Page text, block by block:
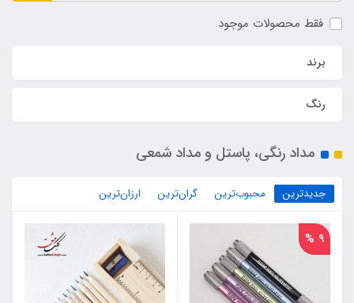
فقط محصولات موجود
برند
رنگ
مداد رنگی، پاستل و مداد شمعی
جدیدترین محبوب‌ترین گران‌ترین ارزان‌ترین
9 %